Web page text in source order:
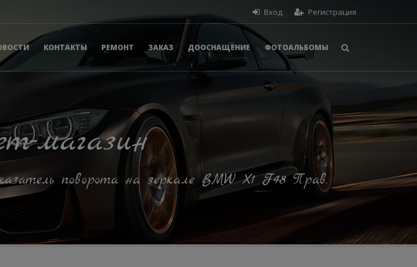
Вход Регистрация
КОНТАКТЫ РЕМОНТ ЗАКАЗ ДООСНАЩЕНИЕ ФОТОАЛЬБОМЫ
магазин
поворота на зеркале BMW X1 F48 Прав.